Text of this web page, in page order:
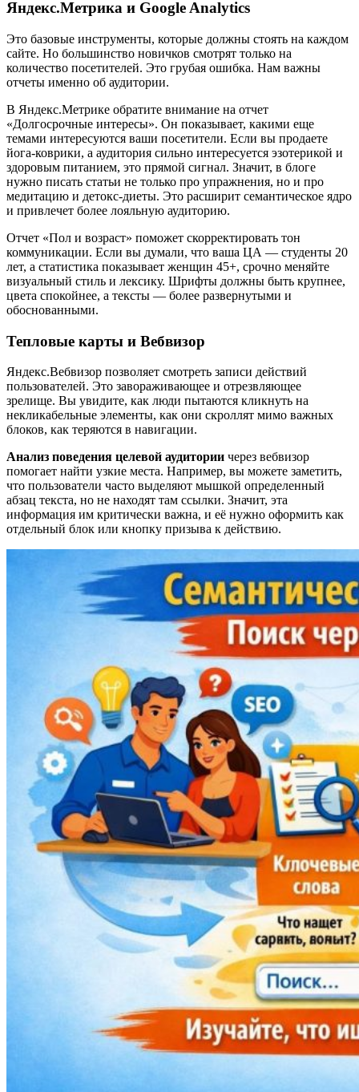
Яндекс.Метрика и Google Analytics
Это базовые инструменты, которые должны стоять на каждом
сайте. Но большинство новичков смотрят только на
количество посетителей. Это грубая ошибка. Нам важны
отчеты именно об аудитории.
В Яндекс.Метрике обратите внимание на отчет
«Долгосрочные интересы». Он показывает, какими еще
темами интересуются ваши посетители. Если вы продаете
йога-коврики, а аудитория сильно интересуется эзотерикой и
здоровым питанием, это прямой сигнал. Значит, в блоге
нужно писать статьи не только про упражнения, но и про
медитацию и детокс-диеты. Это расширит семантическое ядро
и привлечет более лояльную аудиторию.
Отчет «Пол и возраст» поможет скорректировать тон
коммуникации. Если вы думали, что ваша ЦА — студенты 20
лет, а статистика показывает женщин 45+, срочно меняйте
визуальный стиль и лексику. Шрифты должны быть крупнее,
цвета спокойнее, а тексты — более развернутыми и
обоснованными.
Тепловые карты и Вебвизор
Яндекс.Вебвизор позволяет смотреть записи действий
пользователей. Это завораживающее и отрезвляющее
зрелище. Вы увидите, как люди пытаются кликнуть на
некликабельные элементы, как они скроллят мимо важных
блоков, как теряются в навигации.
Анализ поведения целевой аудитории через вебвизор
помогает найти узкие места. Например, вы можете заметить,
что пользователи часто выделяют мышкой определенный
абзац текста, но не находят там ссылки. Значит, эта
информация им критически важна, и её нужно оформить как
отдельный блок или кнопку призыва к действию.